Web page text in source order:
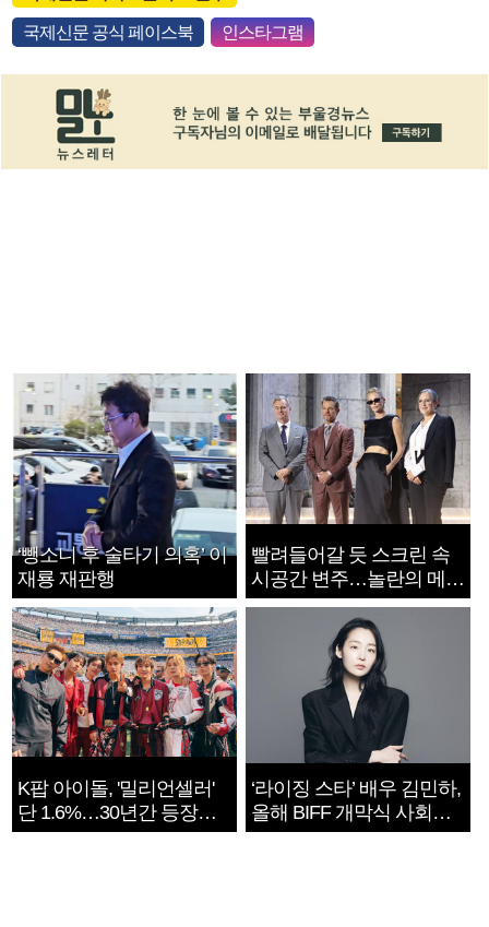
국제신문 공식 페이스북 인스타그램
‘뺑소니 후 술타기 의혹’ 이
재룡 재판행
빨려들어갈 듯 스크린 속
시공간 변주…놀란의 메시
지는 ‘전쟁 속죄’
K팝 아이돌, '밀리언셀러'
단 1.6%…30년간 등장
1182개팀 전수조사
‘라이징 스타’ 배우 김민하,
올해 BIFF 개막식 사회자
확정